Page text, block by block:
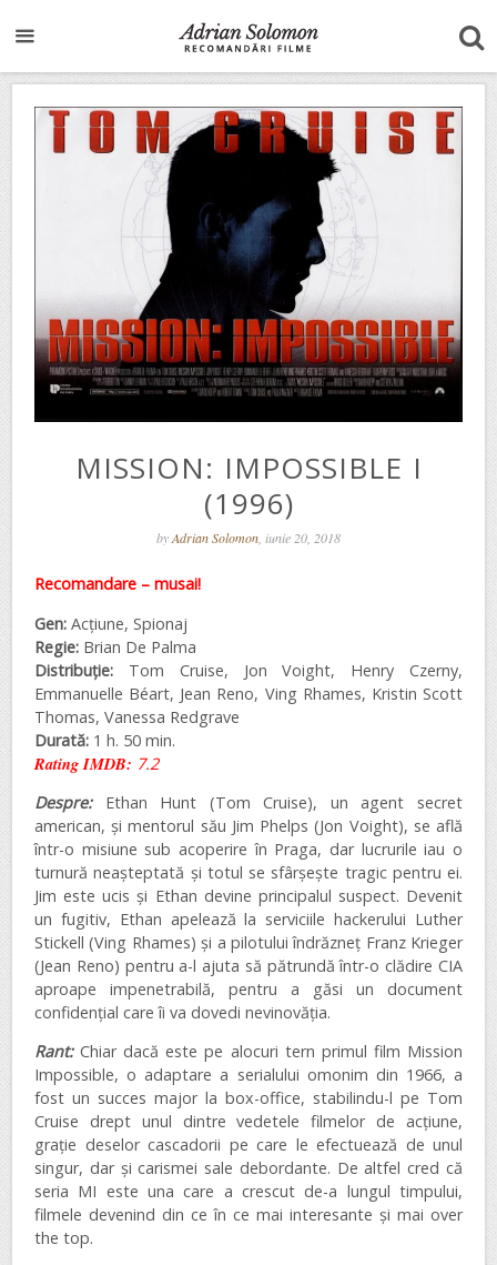
MISSION: IMPOSSIBLE I
(1996)
byAdrian Solomon, iunie 20, 2018
Recomandare – musai!
Gen: Acțiune, Spionaj
Regie: Brian De Palma
Distribuție: Tom Cruise, Jon Voight, Henry Czerny,
Emmanuelle Béart, Jean Reno, Ving Rhames, Kristin Scott
Thomas, Vanessa Redgrave
Durată: 1 h. 50 min.
Rating IMDB: 7.2
Despre: Ethan Hunt (Tom Cruise), un agent secret
american, și mentorul său Jim Phelps (Jon Voight), se află
într-o misiune sub acoperire în Praga, dar lucrurile iau o
turnură neașteptată și totul se sfârșește tragic pentru ei.
Jim este ucis și Ethan devine principalul suspect. Devenit
un fugitiv, Ethan apelează la serviciile hackerului Luther
Stickell (Ving Rhames) și a pilotului îndrăzneț Franz Krieger
(Jean Reno) pentru a-l ajuta să pătrundă într-o clădire CIA
aproape impenetrabilă, pentru a găsi un document
confidențial care îi va dovedi nevinovăția.
Rant:Chiar dacă este pe alocuri tern primul film Mission
Impossible, o adaptare a serialului omonim din 1966, a
fost un succes major la box-office, stabilindu-l pe Tom
Cruise drept unul dintre vedetele filmelor de acțiune,
grație deselor cascadorii pe care le efectuează de unul
singur, dar și carismei sale debordante. De altfel cred că
seria MI este una care a crescut de-a lungul timpului,
filmele devenind din ce în ce mai interesante și mai over
the top.